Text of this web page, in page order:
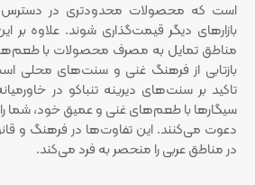
است که محصولات محدودتری در دسترس
بازارهای دیگر قیمت‌گذاری شوند. علاوه بر
مناطق تمایل به مصرف محصولات با
بازتابی از فرهنگ غنی و سنت‌های محلی
تاکید بر سنت‌های دیرینه تنباکو در
سیگارها با طعم‌های غنی و عمیق خود، شما
دعوت می‌کنند. این تفاوت‌ها در فرهنگ و
در مناطق عربی را منحصر به فرد می‌کند.